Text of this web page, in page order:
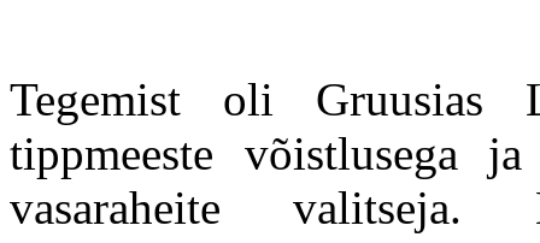
Tegemist oli Gruusias
tippmeeste võistlusega
vasaraheite valitseja.